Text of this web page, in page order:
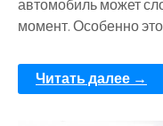
автомобиль может
момент. Особенно
Читать далее →